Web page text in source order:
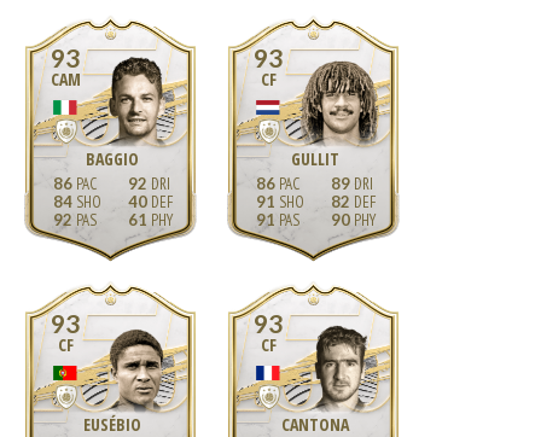
93
CAM
BAGGIO
86
84
92
92
40
61
93
CF
GULLIT
86
91
91
89
82
90
93
CF
EUSÉBIO
93
CF
CANTONA